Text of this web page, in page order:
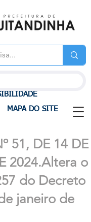
MAPA DO SITE
51, DE 14 DE
2024.Altera o
do Decreto
janeiro de